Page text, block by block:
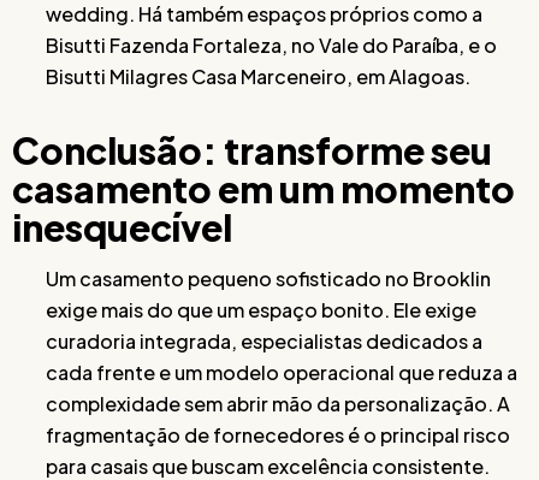
wedding. Há também espaços próprios como a
Bisutti Fazenda Fortaleza, no Vale do Paraíba, e o
Bisutti Milagres Casa Marceneiro, em Alagoas.
Conclusão: transforme seu
casamento em um momento
inesquecível
Um casamento pequeno sofisticado no Brooklin
exige mais do que um espaço bonito. Ele exige
curadoria integrada, especialistas dedicados a
cada frente e um modelo operacional que reduza a
complexidade sem abrir mão da personalização. A
fragmentação de fornecedores é o principal risco
para casais que buscam excelência consistente.